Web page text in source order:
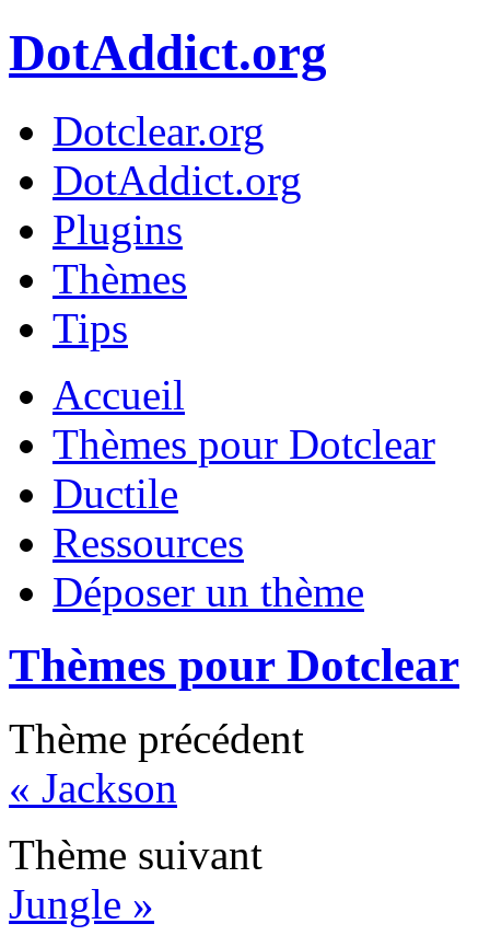
DotAddict.org
Dotclear.org
DotAddict.org
Plugins
Thèmes
Tips
Accueil
Thèmes pour Dotclear
Ductile
Ressources
Déposer un thème
Thèmes pour Dotclear
Thème précédent
« Jackson
Thème suivant
Jungle »